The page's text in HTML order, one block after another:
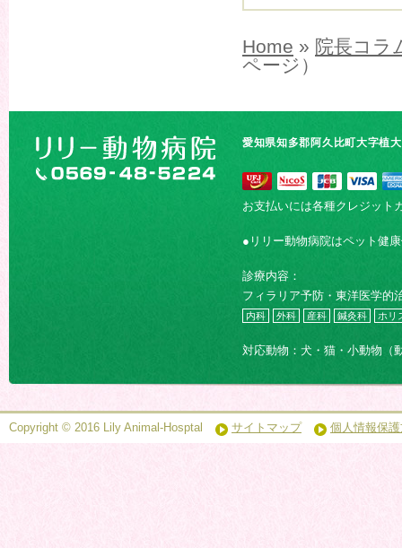
Home » 院長コラ
ページ）
愛知県知多郡阿久比町大字植
お支払いには各種クレジット
●リリー動物病院はペット健
診療内容：
フィラリア予防・東洋医学的
内科 外科 産科 鍼灸科 ホリ
対応動物：犬・猫・小動物（
Copyright © 2016 Lily Animal-Hosptal サイトマップ 個人情報保